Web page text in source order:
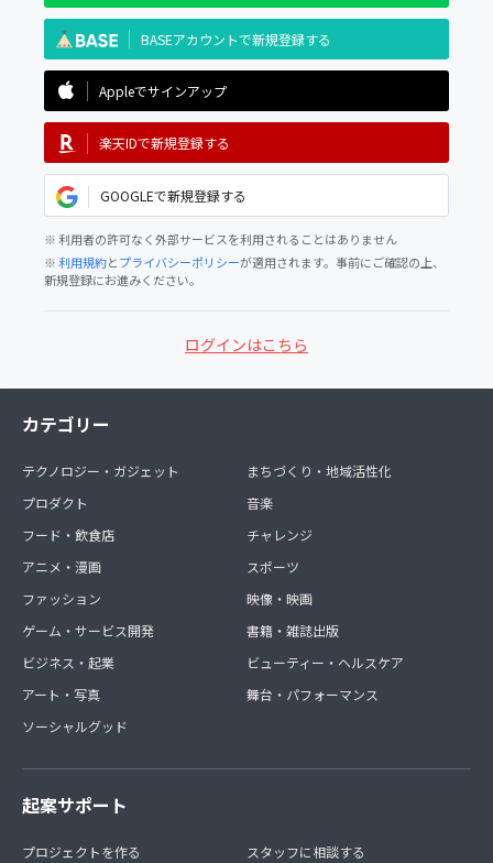
BASEアカウントで新規登録する
Appleでサインアップ
楽天IDで新規登録する
GOOGLEで新規登録する
※ 利用者の許可なく外部サービスを利用されることはありません
※利用規約とプライバシーポリシーが適用されます。事前にご確認の上、
新規登録にお進みください。
ログインはこちら
カテゴリー
テクノロジー・ガジェット
プロダクト
フード・飲食店
アニメ・漫画
ファッション
ゲーム・サービス開発
ビジネス・起業
アート・写真
ソーシャルグッド
まちづくり・地域活性化
音楽
チャレンジ
スポーツ
映像・映画
書籍・雑誌出版
ビューティー・ヘルスケア
舞台・パフォーマンス
起案サポート
プロジェクトを作る
スタッフに相談する